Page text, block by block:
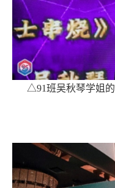
△91班吴秋琴学姐的